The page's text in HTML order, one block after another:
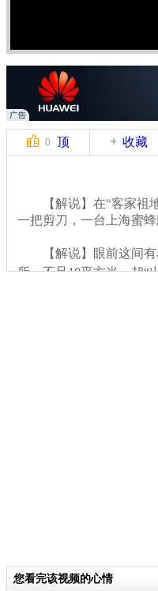
0 顶 收藏
【解说】在“客家祖地
一把剪刀，一台上海蜜
【解说】眼前这间有
所，不足10平方米，却“
您看完该视频的心情